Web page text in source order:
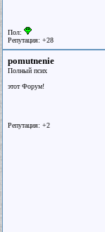
Пол:
Репутация: +28
pomutnenie
Полный псих
этот Форум!
Репутация: +2